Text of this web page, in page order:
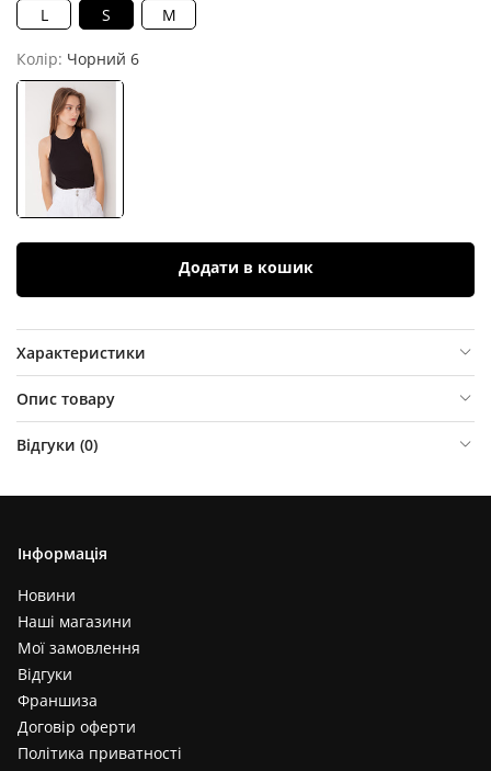
L
S M
Колір: Чорний 6
Додати в кошик
Характеристики
Опис товару
Відгуки (0)
Інформація
Новини
Наші магазини
Мої замовлення
Відгуки
Франшиза
Договір оферти
Політика приватності